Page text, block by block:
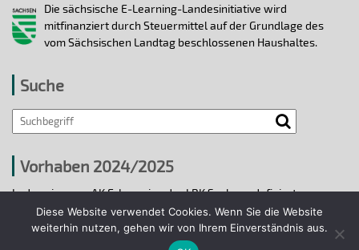
Die sächsische E-Learning-Landesinitiative wird
mitfinanziert durch Steuermittel auf der Grundlage des
vom Sächsischen Landtag beschlossenen Haushaltes.
Suche
Vorhaben 2024/2025
In den vier vom AK E-Learning der LRK Sachsen definierten
strategischen Handlungsfeldern 2024/25 wurden bis 31.12.2025
ausgewählte E-Learning-Hochschulvorhaben durchgeführt.
Diese Website verwendet Cookies. Wenn Sie die Website
weiterhin nutzen, gehen wir von Ihrem Einverständnis aus.